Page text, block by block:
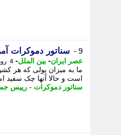
9 - سناتور دموکرات
عصر ایران- بین الملل- 4 روز پیش - یکشنبه 11 مرداد 1405، 21:30
ما به میزان پولی که هر
است و حالا آنها چک سفید
سناتور دموکرات - رییس